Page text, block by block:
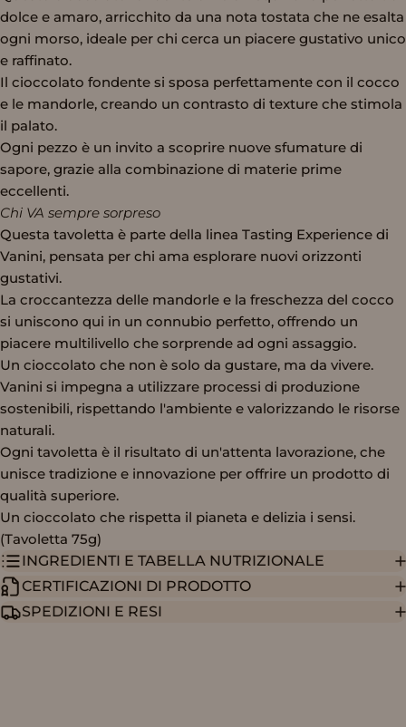
dolce e amaro, arricchito da una nota tostata che ne esalta
ogni morso, ideale per chi cerca un piacere gustativo unico
e raffinato.
Il cioccolato fondente si sposa perfettamente con il cocco
e le mandorle, creando un contrasto di texture che stimola
il palato.
Ogni pezzo è un invito a scoprire nuove sfumature di
sapore, grazie alla combinazione di materie prime
eccellenti.
Chi VA sempre sorpreso
Questa tavoletta è parte della linea Tasting Experience di
Vanini, pensata per chi ama esplorare nuovi orizzonti
gustativi.
La croccantezza delle mandorle e la freschezza del cocco
si uniscono qui in un connubio perfetto, offrendo un
piacere multilivello che sorprende ad ogni assaggio.
Un cioccolato che non è solo da gustare, ma da vivere.
Vanini si impegna a utilizzare processi di produzione
sostenibili, rispettando l'ambiente e valorizzando le risorse
naturali.
Ogni tavoletta è il risultato di un'attenta lavorazione, che
unisce tradizione e innovazione per offrire un prodotto di
qualità superiore.
Un cioccolato che rispetta il pianeta e delizia i sensi.
(Tavoletta 75g)
INGREDIENTI E TABELLA NUTRIZIONALE
CERTIFICAZIONI DI PRODOTTO
SPEDIZIONI E RESI